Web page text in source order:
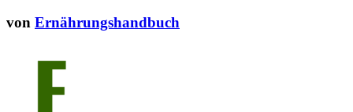
von Ernährungshandbuch